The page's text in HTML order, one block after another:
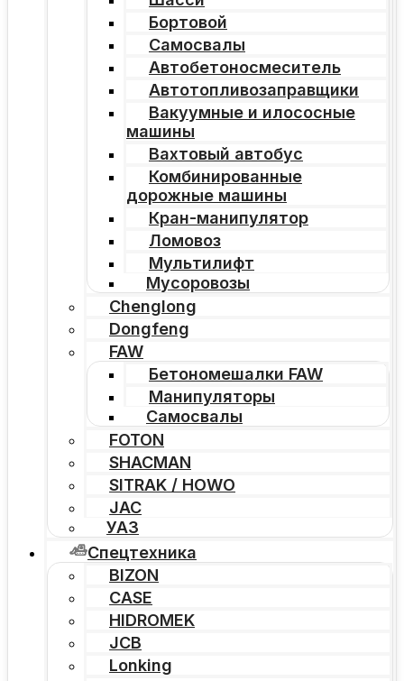
Бортовой
Самосвалы
Автобетоносмеситель
Автотопливозаправщики
Вакуумные и илососные
машины
Вахтовый автобус
Комбинированные
дорожные машины
Кран-манипулятор
Ломовоз
Мультилифт
Мусоровозы
Chenglong
Dongfeng
FAW
Бетономешалки FAW
Манипуляторы
Самосвалы
FOTON
SHACMAN
SITRAK / HOWO
JAC
УАЗ
Спецтехника
BIZON
CASE
HIDROMEK
JCB
Lonking